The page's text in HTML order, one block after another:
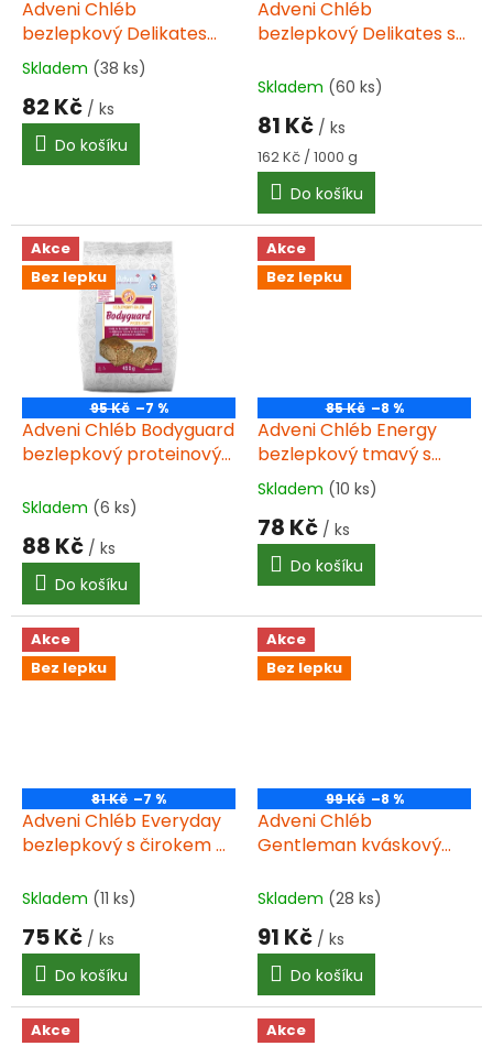
dAdveni Chléb
bezlepkový Delikates
extra se směsí semínek
500g
Průměrné
hodnocení
produktu
4,0
Skladem (38 ks)
82 Kč / ks
Do košíku
Adveni Chléb
bezlepkový Delikates se
Skladem (60 ks)
81 Kč / ks
Měrná
cena:
162 Kč / 1000 g
Do košíku
Akce
Bez lepku
95 Kč –7 %
Adveni Chléb Bodyguard
bezlepkový proteinový
Skladem (6 ks)
88 Kč / ks
Do košíku
Akce
Bez lepku
85 Kč –8 %
Adveni Chléb Energy
bezlepkový tmavý s
chia 500g
Průměrné
hodnocení
produktu
3,5
5
hvězdiček.
Skladem (10 ks)
78 Kč / ks
Do košíku
Akce
Bez lepku
81 Kč –7 %
Adveni Chléb Everyday
bezlepkový s čirokem a
Skladem (11 ks)
75 Kč / ks
Do košíku
Akce
Bez lepku
99 Kč –8 %
Adveni Chléb
Gentleman kváskový
Skladem (28 ks)
91 Kč / ks
Do košíku
Akce
Akce